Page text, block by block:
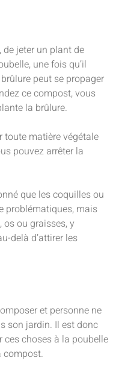
jeter un plant de
une fois qu’il
peut se propager
ce compost, vous
la brûlure.
toute matière végétale
pouvez arrêter la
que les coquilles ou
problématiques, mais
ou graisses, y
delà d’attirer les
et personne ne
son jardin. Il est donc
ces choses à la poubelle
compost.